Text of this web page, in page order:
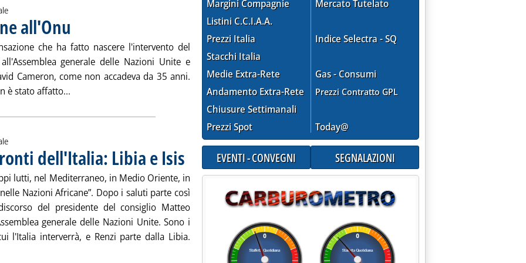
all'Onu . Pubblicata venerdì 26 settembre 2014 alle 15.36.
che ha fatto nascere l'intervento del
generale delle Nazioni Unite e
Cameron, come non accadeva da 35 anni.
è stato affatto... Leggi tutta la notizia: 'Iran, Rouhani interviene all'Onu'
dell'Italia: Libia e Isis . Pubblicata venerdì 26 settembre 2014 alle 11.54.
lutti, nel Mediterraneo, in Medio Oriente, in
Nazioni Africane”. Dopo i saluti parte così
del presidente del consiglio Matteo
generale delle Nazioni Unite. Sono i
l'Italia interverrà, e Renzi parte dalla Libia.
tutta la notizia: 'Onu, Renzi dichiara i fronti dell'Italia: Libia e Isis'
Margini Compagnie
Listini C.C.I.A.A.
Prezzi Italia
Stacchi Italia
Medie Extra-Rete
Andamento Extra-Rete
Chiusure Settimanali
Prezzi Spot
Mercato Tutelato
Indice Selectra - SQ
Gas - Consumi
Prezzi Contratto GPL
Today@
EVENTI - CONVEGNI SEGNALAZIONI